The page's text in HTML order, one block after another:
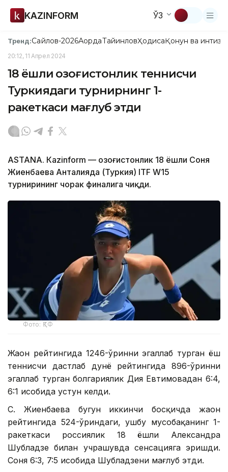
KAZINFORM ЎЗ
Тренд:Сайлов-2026АқордаТайинловҲодисаҚонун ва
20:12, 11 Апрел 2024
18 ёшли қозоғистонлик теннисчи
Туркиядаги турнирнинг 1-
ракеткаси мағлуб этди
ASTANА. Кazinform — Қозоғистонлик 18 ёшли Соня
Жиенбаева Анталияда (Туркия) ITF W15
турнирининг чорак финалига чиқди.
Фото: ҚТФ
Жаҳон рейтингида 1246-ўринни эгаллаб турган ёш
теннисчи дастлаб дунё рейтингида 896-ўринни
эгаллаб турган болгариялик Дия Евтимовадан 6:4,
6:1 ҳисобида устун келди.
С. Жиенбаева бугун иккинчи босқичда жаҳон
рейтингида 524-ўриндаги, ушбу мусобақанинг 1-
ракеткаси россиялик 18 ёшли Александра
Шубладзе билан учрашувда сенсацияга эришди.
Соня 6:3, 7:5 ҳисобида Шубладзени мағлуб этди.